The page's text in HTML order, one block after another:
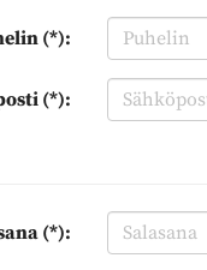
(*):
(*):
(*):